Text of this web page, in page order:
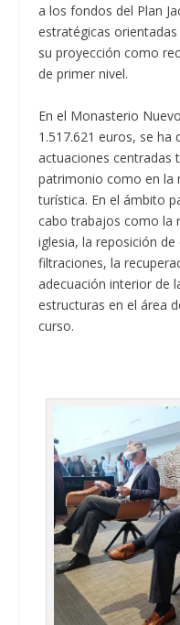
a los fondos del Plan
estratégicas
su proyección como
de primer nivel.
En el Monasterio
1.517.621 euros, se
actuaciones centradas
patrimonio como en la
turística. En el ámbito
cabo trabajos como la
iglesia, la reposición
filtraciones, la
adecuación interior de
estructuras en el área
curso.